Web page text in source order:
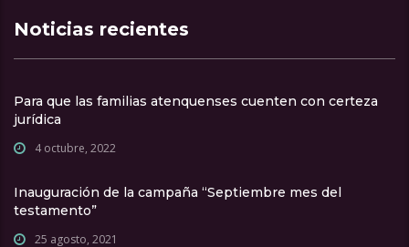
Noticias recientes
Para que las familias atenquenses cuenten con certeza
jurídica
4 octubre, 2022
Inauguración de la campaña “Septiembre mes del
testamento”
25 agosto, 2021